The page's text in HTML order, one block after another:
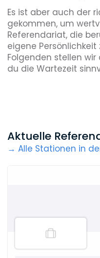
Es ist aber auch der
gekommen, um
Referendariat, die
eigene
Folgenden stellen wir
du die Wartezeit
Aktuelle
→ Alle Stationen in